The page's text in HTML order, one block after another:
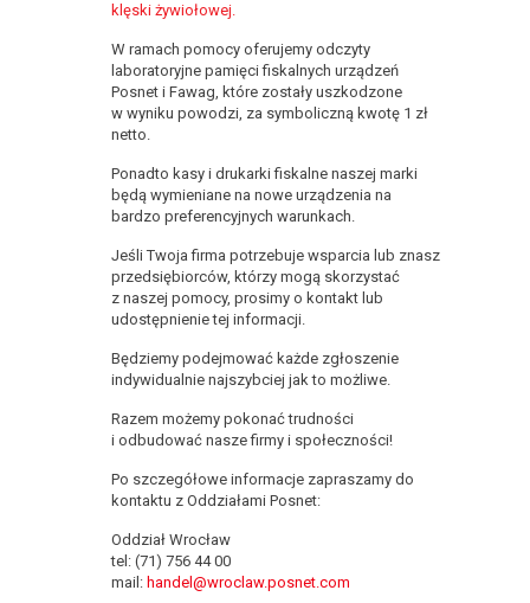
klęski żywiołowej.
W ramach pomocy oferujemy odczyty
laboratoryjne pamięci fiskalnych urządzeń
Posnet i Fawag, które zostały uszkodzone
w wyniku powodzi, za symboliczną kwotę 1 zł
netto.
Ponadto kasy i drukarki fiskalne naszej marki
będą wymieniane na nowe urządzenia na
bardzo preferencyjnych warunkach.
Jeśli Twoja firma potrzebuje wsparcia lub znasz
przedsiębiorców, którzy mogą skorzystać
z naszej pomocy, prosimy o kontakt lub
udostępnienie tej informacji.
Będziemy podejmować każde zgłoszenie
indywidualnie najszybciej jak to możliwe.
Razem możemy pokonać trudności
i odbudować nasze firmy i społeczności!
Po szczegółowe informacje zapraszamy do
kontaktu z Oddziałami Posnet:
Oddział Wrocław
tel: (71) 756 44 00
mail: handel@wroclaw.posnet.com